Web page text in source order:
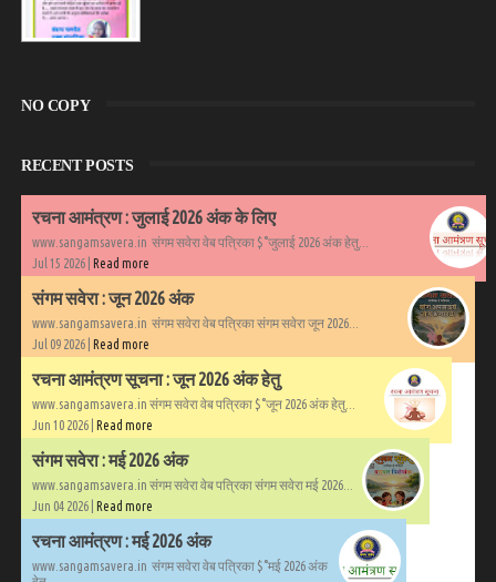
NO COPY
RECENT POSTS
रचना आमंत्रण : जुलाई 2026 अंक के लिए
www.sangamsavera.in संगम सवेरा वेब पत्रिका $°जुलाई 2026 अंक हेतु...
Jul 15 2026 | Read more
संगम सवेरा : जून 2026 अंक
www.sangamsavera.in संगम सवेरा वेब पत्रिका संगम सवेरा जून 2026...
Jul 09 2026 | Read more
रचना आमंत्रण सूचना : जून 2026 अंक हेतु
www.sangamsavera.in संगम सवेरा वेब पत्रिका $°जून 2026 अंक हेतु...
Jun 10 2026 | Read more
संगम सवेरा : मई 2026 अंक
www.sangamsavera.in संगम सवेरा वेब पत्रिका संगम सवेरा मई 2026...
Jun 04 2026 | Read more
रचना आमंत्रण : मई 2026 अंक
www.sangamsavera.in संगम सवेरा वेब पत्रिका $°मई 2026 अंक